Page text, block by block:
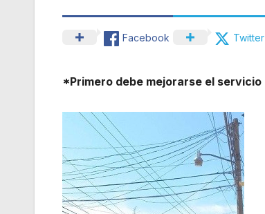
Facebook Twitter
*Primero debe mejorarse el servicio